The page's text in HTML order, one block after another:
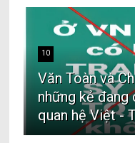
10
Văn Toàn và
những kẻ
quan hệ Việt -